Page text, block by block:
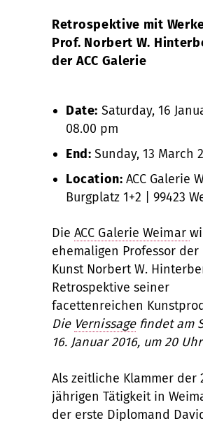
Retrospektive mit
Prof. Norbert W.
der ACC Galerie
Date: Saturday, 16
08.00 pm
End: Sunday, 13 March
Location: ACC Galerie
Burgplatz 1+2 | 99423
Die ACC Galerie Weimar
ehemaligen Professor der
Kunst Norbert W.
Retrospektive seiner
facettenreichen
Die Vernissagefindet am
16. Januar 2016, um 20
Als zeitliche Klammer der
jährigen Tätigkeit in
der erste Diplomand